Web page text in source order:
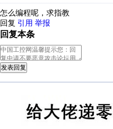
怎么编程呢，求指教
回复 引用 举报
回复本条
发表回复